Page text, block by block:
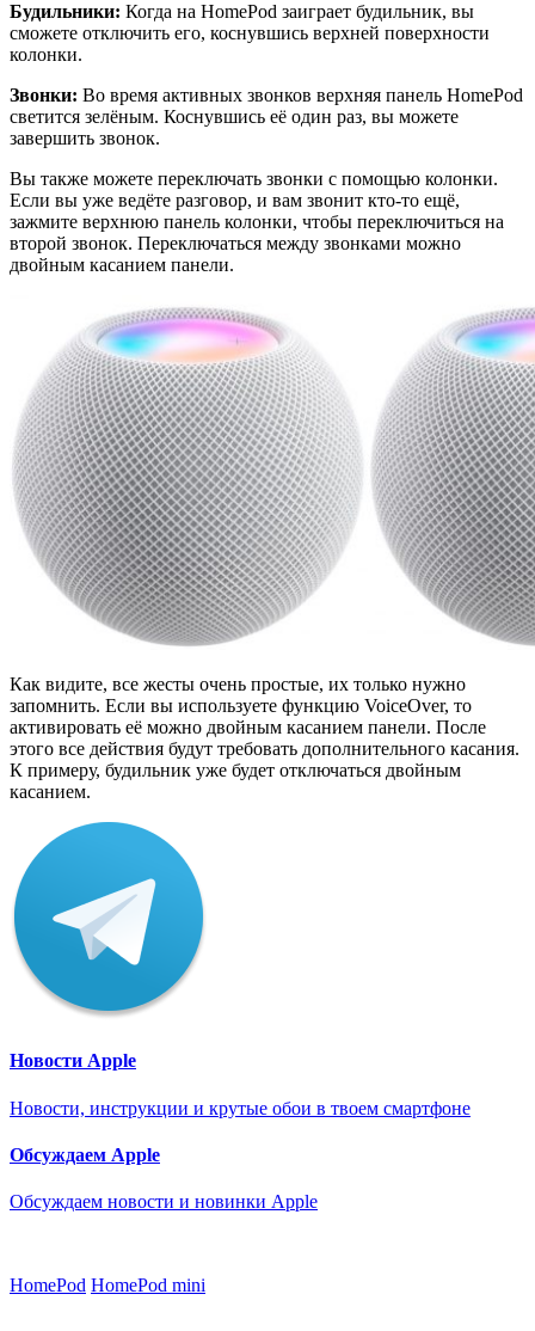
Будильники: Когда на HomePod заиграет будильник, вы
сможете отключить его, коснувшись верхней поверхности
колонки.
Звонки: Во время активных звонков верхняя панель HomePod
светится зелёным. Коснувшись её один раз, вы можете
завершить звонок.
Вы также можете переключать звонки с помощью колонки.
Если вы уже ведёте разговор, и вам звонит кто-то ещё,
зажмите верхнюю панель колонки, чтобы переключиться на
второй звонок. Переключаться между звонками можно
двойным касанием панели.
Как видите, все жесты очень простые, их только нужно
запомнить. Если вы используете функцию VoiceOver, то
активировать её можно двойным касанием панели. После
этого все действия будут требовать дополнительного касания.
К примеру, будильник уже будет отключаться двойным
касанием.
Новости Apple
Новости, инструкции и крутые обои в твоем смартфоне
Обсуждаем Apple
Обсуждаем новости и новинки Apple
HomePod HomePod mini